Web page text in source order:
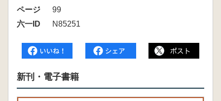
ページ
99
六一ID
N85251
新刊・電子書籍